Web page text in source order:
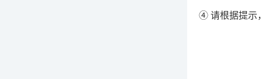
④ 请根据提示